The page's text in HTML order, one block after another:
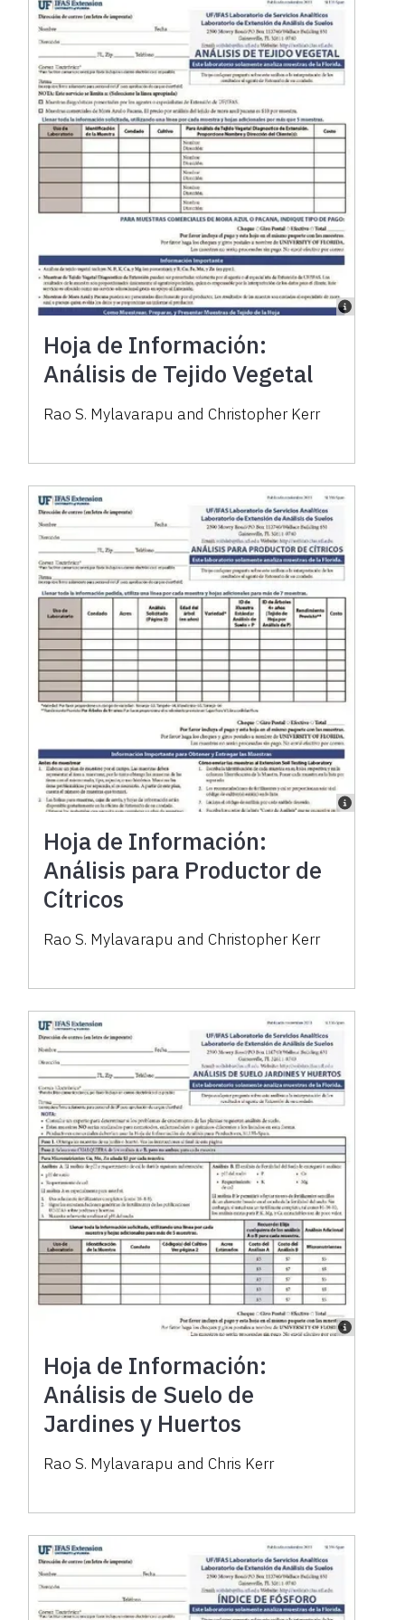
Hoja de Información:
Análisis de Tejido Vegetal
Rao S. Mylavarapu and Christopher Kerr
Hoja de Información:
Análisis para Productor de
Cítricos
Rao S. Mylavarapu and Christopher Kerr
Hoja de Información:
Análisis de Suelo de
Jardines y Huertos
Rao S. Mylavarapu and Chris Kerr